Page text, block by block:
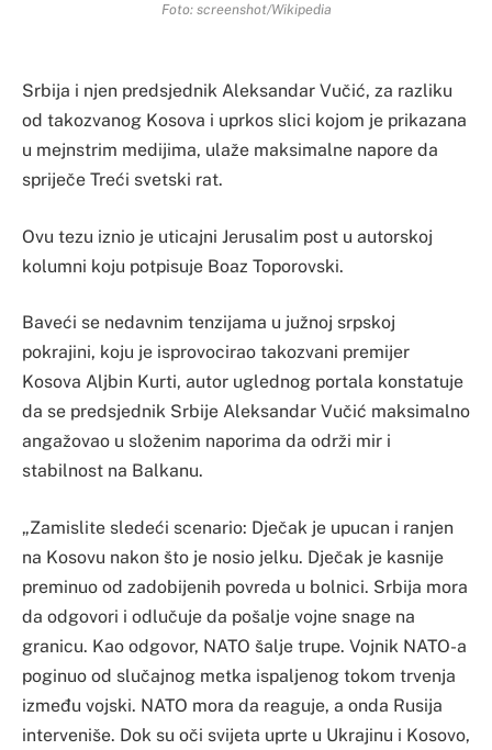
Foto: screenshot/Wikipedia
Srbija i njen predsjednik Aleksandar Vučić, za razliku
od takozvanog Kosova i uprkos slici kojom je prikazana
u mejnstrim medijima, ulaže maksimalne napore da
spriječe Treći svetski rat.
Ovu tezu iznio je uticajni Jerusalim post u autorskoj
kolumni koju potpisuje Boaz Toporovski.
Baveći se nedavnim tenzijama u južnoj srpskoj
pokrajini, koju je isprovocirao takozvani premijer
Kosova Aljbin Kurti, autor uglednog portala konstatuje
da se predsjednik Srbije Aleksandar Vučić maksimalno
angažovao u složenim naporima da održi mir i
stabilnost na Balkanu.
„Zamislite sledeći scenario: Dječak je upucan i ranjen
na Kosovu nakon što je nosio jelku. Dječak je kasnije
preminuo od zadobijenih povreda u bolnici. Srbija mora
da odgovori i odlučuje da pošalje vojne snage na
granicu. Kao odgovor, NATO šalje trupe. Vojnik NATO-a
poginuo od slučajnog metka ispaljenog tokom trvenja
između vojski. NATO mora da reaguje, a onda Rusija
interveniše. Dok su oči svijeta uprte u Ukrajinu i Kosovo,